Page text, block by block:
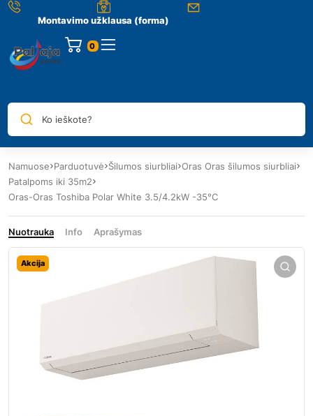
Montavimo užklausa (forma)
0
Ko ieškote?
Namuose Parduotuvė Šilumos siurbliai Oras Oras šilumos siurbliai
Patalpoms iki 35m2
Oras-Oras Toshiba Polar White 3.5/4.2kW -35°C
Nuotrauka Info Aprašymas
Akcija